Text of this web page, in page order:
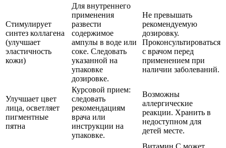
Стимулирует
синтез коллагена
(улучшает
эластичность
кожи)
Для внутреннего
применения
развести
содержимое
ампулы в воде или
соке. Следовать
указанной на
упаковке
дозировке.
Не превышать
рекомендуемую
дозировку.
Проконсультироваться
с врачом перед
применением при
наличии заболеваний.
Улучшает цвет
лица, осветляет
пигментные
пятна
Курсовой прием:
следовать
рекомендациям
врача или
инструкции на
упаковке.
Возможны
аллергические
реакции. Хранить в
недоступном для
детей месте.